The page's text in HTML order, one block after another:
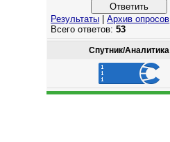
Результаты |Архив опросов
Всего ответов:53
Спутник/Аналитика